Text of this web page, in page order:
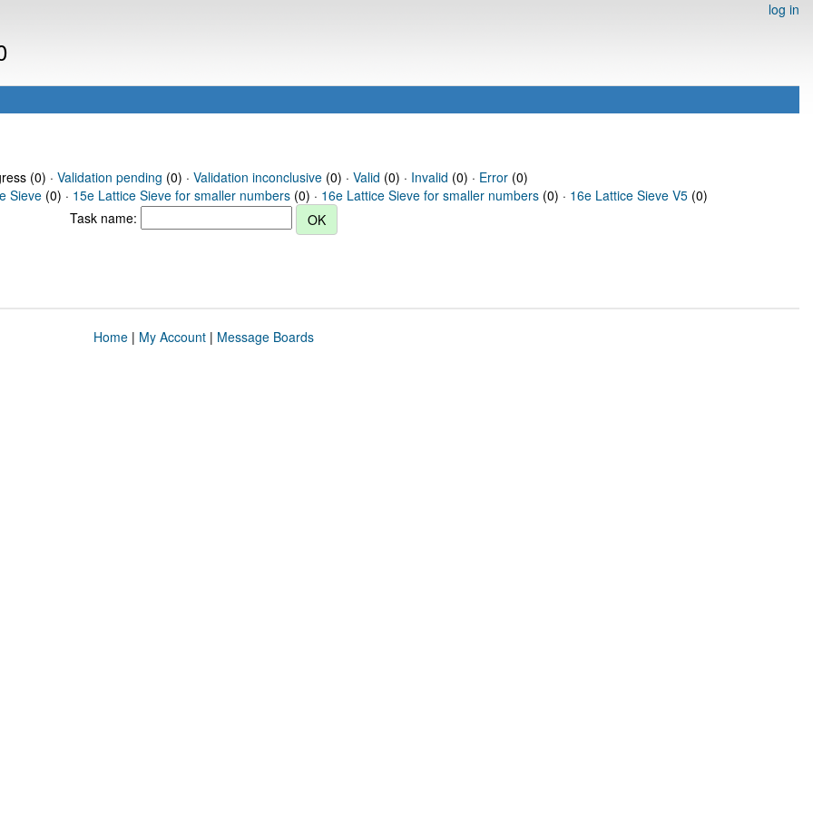
log in
(0) · Validation pending (0) · Validation inconclusive(0) · Valid (0) · Invalid (0) · Error(0)
Sieve (0) · 15e Lattice Sieve for smaller numbers (0) · 16e Lattice Sieve for smaller numbers (0) · 16e Lattice Sieve V5 (0)
Task name:
Home| My Account| Message Boards